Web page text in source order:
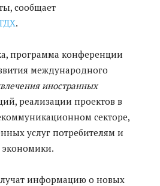
сообщает
.
программа конференции
международного
иностранных
реализации проектов в
секторе,
услуг потребителям и
информацию о новых